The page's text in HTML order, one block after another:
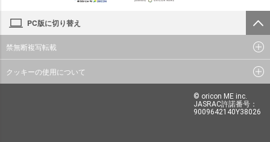
PC版に切り替え
禁無断複写転載
クッキーの使用について
© oricon ME inc.
JASRAC許諾番号：
9009642140Y38026